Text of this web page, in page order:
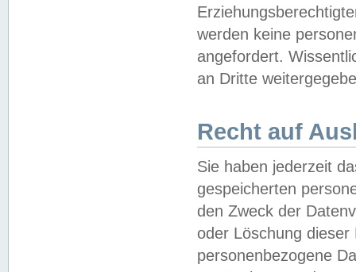
werden keine
angefordert.
an Dritte
Recht auf
Sie haben jederzeit
gespeicherten
den Zweck der
oder Löschung
personenbezogene